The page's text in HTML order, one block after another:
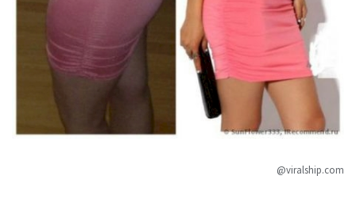
@viralship.com